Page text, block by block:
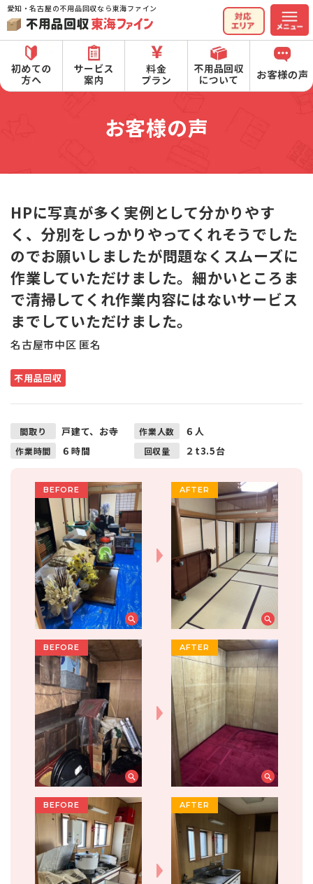
愛知・名古屋の不用品回収なら東海ファイン
お客様の声
HPに写真が多く実例として分かりやす
く、分別をしっかりやってくれそうでした
のでお願いしましたが問題なくスムーズに
作業していただけました。細かいところま
で清掃してくれ作業内容にはないサービス
までしていただけました。
名古屋市中区 匿名
不用品回収
間取り 戸建て、お寺 作業人数 ６人
作業時間 ６時間 回収量 ２t3.5台